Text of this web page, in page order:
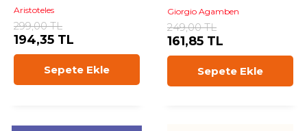
Aristoteles
299,00 TL
194,35 TL
Sepete Ekle
Giorgio Agamben
249,00 TL
161,85 TL
Sepete Ekle